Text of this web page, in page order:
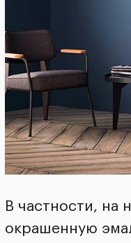
В частности, на
окрашенную